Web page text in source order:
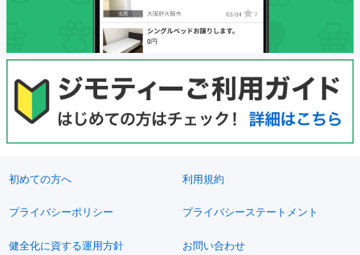
初めての方へ 利用規約
プライバシーポリシー プライバシーステートメント
健全化に資する運用方針 お問い合わせ